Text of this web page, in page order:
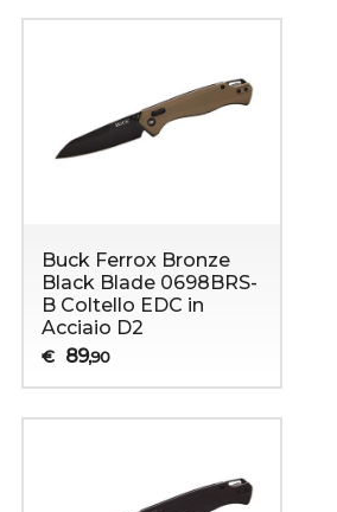
Buck Ferrox Bronze
Black Blade 0698BRS-
B Coltello EDC in
Acciaio D2
€ 89,90